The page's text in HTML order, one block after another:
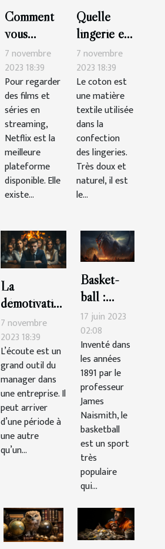
Comment
vous
abonner à
Netflix ?
7 novembre
2023 18:39
Pour regarder
des films et
séries en
streaming,
Netflix est la
meilleure
plateforme
disponible. Elle
existe...
Quelle
lingerie en
coton
choisir ?
7 novembre
2023 18:39
Le coton est
une matière
textile utilisée
dans la
confection
des lingeries.
Très doux et
naturel, il est
le...
La
démotivation
du
personnel :
comment la
gérer ?
7 novembre
2023 18:39
L’écoute est un
grand outil du
manager dans
une entreprise. Il
peut arriver
d’une période à
une autre
qu’un...
Basket-
ball :
quelle est
la durée
d’un
match ?
17 juin 2023
02:08
Inventé dans
les années
1891 par le
professeur
James
Naismith, le
basketball
est un sport
très
populaire
qui...